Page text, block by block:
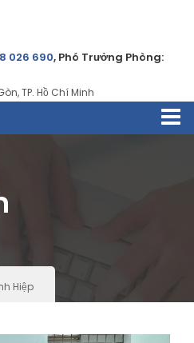
026 690, Phó Trưởng Phòng:
TP. Hồ Chí Minh
Hiệp